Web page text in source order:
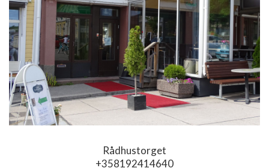
Rådhustorget
+358192414640